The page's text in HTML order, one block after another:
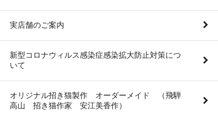
実店舗のご案内
新型コロナウィルス感染症感染拡大防止対策につ
いて
オリジナル招き猫製作 オーダーメイド （飛騨
高山 招き猫作家 安江美香作）